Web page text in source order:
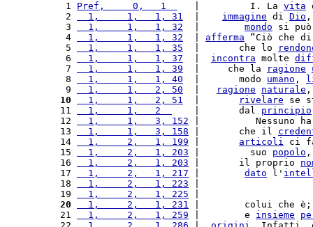
1 Pref,     0,   1
   |         I. La
vita
2
  1,     1,   1, 31
immagine di Dio
3
  1,     1,   1, 32
mondo si
4
  1,     1,   1, 32
afferma “Ciò che
5
  1,     1,   1, 35
  |       che lo
6
  1,     1,   1, 37
incontra molte
7
  1,     1,   1, 39
  |     che la
ragione
8
  1,     1,   1, 40
  |       modo
umano ,
9
  1,     1,   2, 50
ragione naturale
10
  1,     1,   2, 51
rivelare se
11
  1,     1,   2
    |       dal
principio
12
  1,     1,   3, 152
|          Nessuno
13
  1,     1,   3, 158
|       che il
14
  1,     2,   1, 199
articoli ci
15
  1,     2,   1, 203
|         suo popolo
16
  1,     2,   1, 203
|       il proprio
17
  1,     2,   1, 217
dato l'
18
  1,     2,   1, 223
19
  1,     2,   1, 225
20
  1,     2,   1, 231
|        colui che
21
  1,     2,   1, 259
|        e insieme